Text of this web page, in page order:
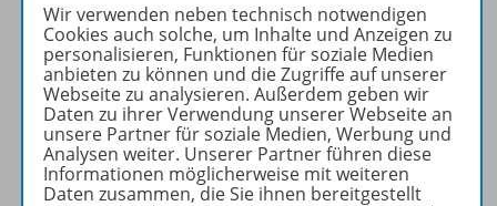
Wir verwenden neben technisch notwendigen
Cookies auch solche, um Inhalte und Anzeigen zu
personalisieren, Funktionen für soziale Medien
anbieten zu können und die Zugriffe auf unserer
Webseite zu analysieren. Außerdem geben wir
Daten zu ihrer Verwendung unserer Webseite an
unsere Partner für soziale Medien, Werbung und
Analysen weiter. Unserer Partner führen diese
Informationen möglicherweise mit weiteren
Daten zusammen, die Sie ihnen bereitgestellt